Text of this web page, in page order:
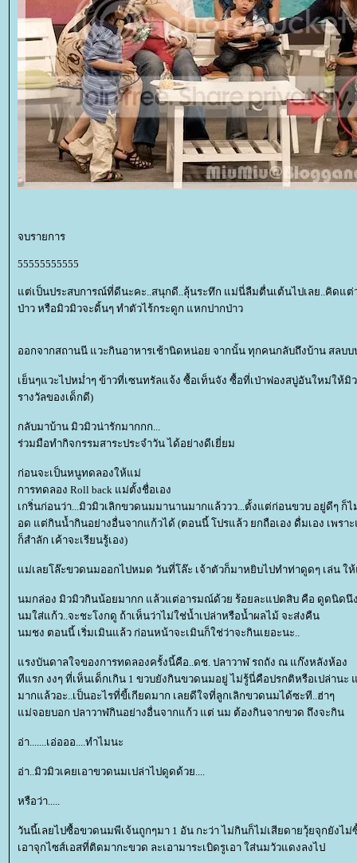
จบรายการ
55555555555
ต่เป็นประสบการณ์ที่ดีนะคะ..สนุกดี..ลุ้นระทึก แม่นี่ลืมตื่นเต้นไปเลย..คิดแต่
ป่าว หรือมิวมิวจะดิ้นๆ ทำตัวไร้กระดูก แหกปากป่าว
ออกจากสถานนี แวะกินอาหารเช้านิดหน่อย จากนั้น ทุกคนกลับถึงบ้าน สลบบ
เย็นๆแวะไปหม่ำๆ ข้าวที่เซนทรัลแจ้ง ซื้อเท็นจัง ซื้อที่เป่าฟองสบู่อันใหม่ให้มิ
รางวัลของเด็กดี)
กลับมาบ้าน มิวมิวน่ารักมากกก...
ร่วมมือทำกิจกรรมสาระประจำวัน ได้อย่างดีเยี่ยม
ก่อนจะเป็นหนูทดลองให้แม่
การทดลอง Roll back แม่ตั้งชื่อเอง
เกริ่นก่อนว่า...มิวมิวเลิกขวดนมมานานมากแล้ววว...ตั้งแต่ก่อนขวบ อยู่ดีๆ ก็
อด แต่กินน้ำกินอย่างอื่นจากแก้วได้ (ตอนนี้ โปรแล้ว ยกถือเอง ดื่มเอง เพร
ก็สำลัก เค้าจะเรียนรู้เอง)
ม่เลยโล๊ะขวดนมออกไปหมด วันที่โล๊ะ เจ้าตัวก็มาหยิบไปทำท่าดูดๆ เล่น ใ
นมกล่อง มิวมิวกินน้อยมากก แล้วแต่อารมณ์ด้วย ร้อยละแปดสิบ คือ ดูดนิดนึ
นมใส่แก้ว..จะชะโงกดู ถ้าเห็นว่าไม่ใช่น้ำเปล่าหรือน้ำผลไม้ จะส่งคืน
นมชง ตอนนี้ เริ่มเมินแล้ว ก่อนหน้าจะเมินก็ใช่ว่าจะกินเยอะนะ..
รงบันดาลใจของการทดลองครั้งนี้คือ..ดช. ปลาวาฬ รถถัง ณ แก๊งหลังห้อง
ทีแรก งงๆ ที่เห็นเด็กเกิน 1 ขวบยังกินขวดนมอยู่ ไม่รู้นี่คือปรกติหรือเปล่านะ
มากแล้วอะ..เป็นอะไรที่ขี้เกียดมาก เลยดีใจที่ลูกเลิกขวดนมได้ซะที..ฮ่าๆ
ม่จอยบอก ปลาวาฬกินอย่างอื่นจากแก้ว แต่ นม ต้องกินจากขวด ถึงจะกิน
อ่า.......เอ่อออ....ทำไมนะ
อ่า..มิวมิวเคยเอาขวดนมเปล่าไปดูดด้วย....
หรือว่า.....
วันนี้เลยไปซื้อขวดนมพีเจ้นถูกๆมา 1 อัน กะว่า ไม่กินก็ไม่เสียดายวุ้ยจุกยังไม่
เอาจุกไซส์เอสที่ติดมากะขวด ละเอามาระเบิดรูเอา ใส่นมวัวแดงลงไป